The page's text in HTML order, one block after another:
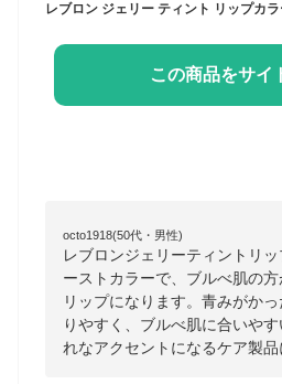
この商品をサイ
octo1918(50代・男性)
レブロンジェリーティントリ
ーストカラーで、ブルべ肌の
リップになります。青みがか
りやすく、ブルべ肌に合いや
れなアクセントになるケア製品